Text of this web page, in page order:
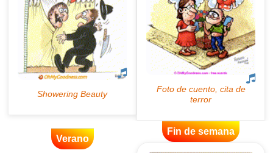
Verano
Fin de semana